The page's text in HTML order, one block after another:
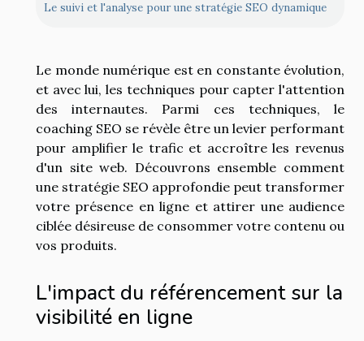
Le suivi et l'analyse pour une stratégie SEO dynamique
Le monde numérique est en constante évolution,
et avec lui, les techniques pour capter l'attention
des internautes. Parmi ces techniques, le
coaching SEO se révèle être un levier performant
pour amplifier le trafic et accroître les revenus
d'un site web. Découvrons ensemble comment
une stratégie SEO approfondie peut transformer
votre présence en ligne et attirer une audience
ciblée désireuse de consommer votre contenu ou
vos produits.
L'impact du référencement sur la
visibilité en ligne